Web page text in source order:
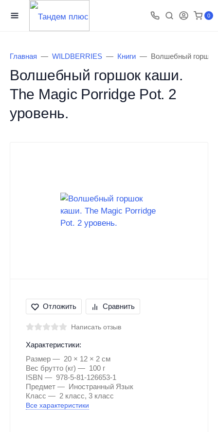
0
Главная WILDBERRIES Книги Волшебный горшок
Волшебный горшок каши.
The Magic Porridge Pot. 2
уровень.
Отложить Сравнить
Написать отзыв
Характеристики:
Размер
20 × 12 × 2 см
Вес брутто (кг)
100 г
ISBN
978-5-81-126653-1
Предмет
Иностранный Язык
Класс
2 класс, 3 класс
Все характеристики